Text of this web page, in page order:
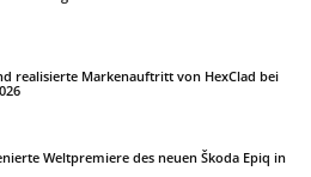
realisierte Markenauftritt von HexClad bei
Weltpremiere des neuen Škoda Epiq in